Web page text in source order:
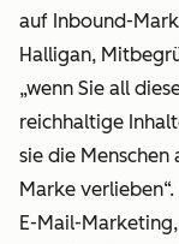
auf Inbound-
Halligan,
„wenn Sie all
reichhaltige
sie die Menschen
Marke
E-Mail-